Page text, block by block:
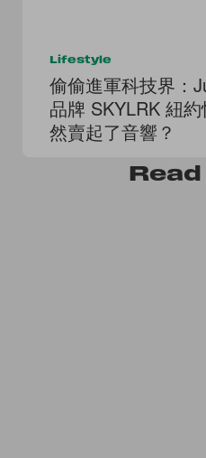
Lifestyle
偷偷進軍科技界：
品牌 SKYLRK 紐
然賣起了音響？
Read